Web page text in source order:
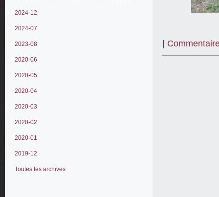
2024-12
2024-07
2023-08
2020-06
2020-05
2020-04
2020-03
2020-02
2020-01
2019-12
Toutes les archives
|